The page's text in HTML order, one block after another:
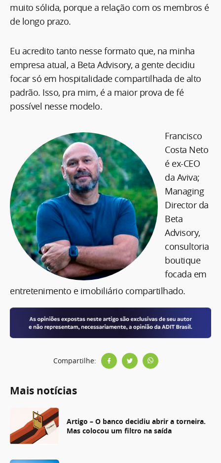
muito sólida, porque a relação com os membros é
de longo prazo.
Eu acredito tanto nesse formato que, na minha
empresa atual, a Beta Advisory, a gente decidiu
focar só em hospitalidade compartilhada de alto
padrão. Isso, pra mim, é a maior prova de fé
possível nesse modelo.
Francisco
Costa Neto
é ex-CEO
da Aviva;
Managing
Director da
Beta
Advisory,
consultoria
boutique
focada em
entretenimento e imobiliário compartilhado.
Compartilhe:
Mais notícias
Artigo – O banco decidiu abrir a torneira.
Mas colocou um filtro na saída